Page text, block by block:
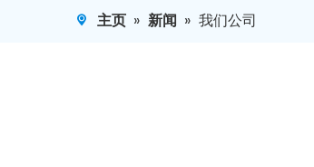
主页 » 新闻 » 我们公司